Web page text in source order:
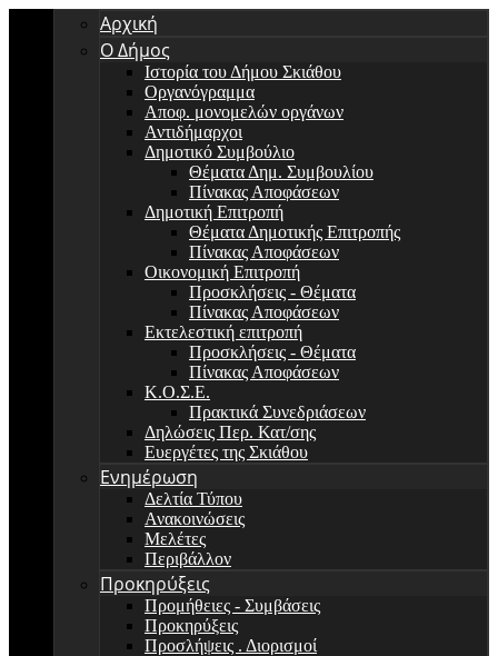
Αρχική
Ο Δήμος
Ιστορία του Δήμου Σκιάθου
Οργανόγραμμα
Αποφ. μονομελών οργάνων
Αντιδήμαρχοι
Δημοτικό Συμβούλιο
Θέματα Δημ. Συμβουλίου
Πίνακας Αποφάσεων
Δημοτική Επιτροπή
Θέματα Δημοτικής Επιτροπής
Πίνακας Αποφάσεων
Οικονομική Επιτροπή
Προσκλήσεις - Θέματα
Πίνακας Αποφάσεων
Εκτελεστική επιτροπή
Προσκλήσεις - Θέματα
Πίνακας Αποφάσεων
Κ.Ο.Σ.Ε.
Πρακτικά Συνεδριάσεων
Δηλώσεις Περ. Κατ/σης
Ευεργέτες της Σκιάθου
Ενημέρωση
Δελτία Τύπου
Ανακοινώσεις
Μελέτες
Περιβάλλον
Προκηρύξεις
Προμήθειες - Συμβάσεις
Προκηρύξεις
Προσλήψεις . Διορισμοί